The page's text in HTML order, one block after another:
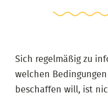
Sich regelmäßig zu
welchen
beschaffen will, ist